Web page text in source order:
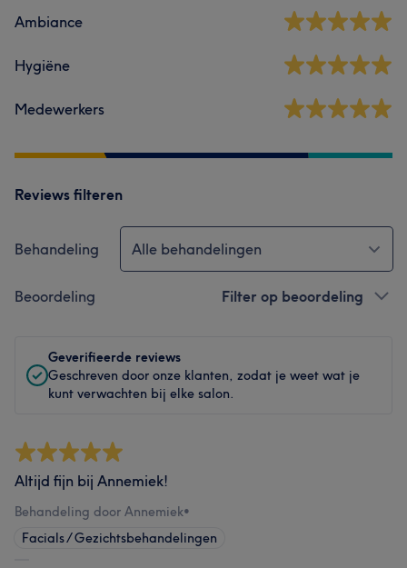
Ambiance
Hygiëne
Medewerkers
Reviews filteren
Behandeling Alle behandelingen
Beoordeling Filter op beoordeling
Geverifieerde reviews
Geschreven door onze klanten, zodat je weet wat je
kunt verwachten bij elke salon.
Altijd fijn bij Annemiek!
Behandeling door Annemiek•
Facials / Gezichtsbehandelingen